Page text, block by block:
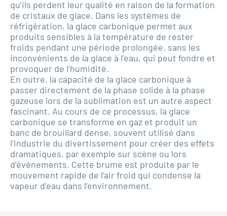
qu’ils perdent leur qualité en raison de la formation
de cristaux de glace. Dans les systèmes de
réfrigération, la glace carbonique permet aux
produits sensibles à la température de rester
froids pendant une période prolongée, sans les
inconvénients de la glace à l’eau, qui peut fondre et
provoquer de l’humidité.
En outre, la capacité de la glace carbonique à
passer directement de la phase solide à la phase
gazeuse lors de la sublimation est un autre aspect
fascinant. Au cours de ce processus, la glace
carbonique se transforme en gaz et produit un
banc de brouillard dense, souvent utilisé dans
l’industrie du divertissement pour créer des effets
dramatiques, par exemple sur scène ou lors
d’événements. Cette brume est produite par le
mouvement rapide de l’air froid qui condense la
vapeur d’eau dans l’environnement.